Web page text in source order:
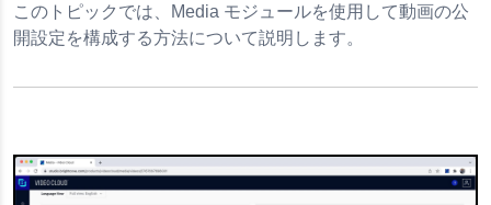
集
プチャ
このトピックでは、Media モジュールを使用して動画の公
開設定を構成する方法について説明します。